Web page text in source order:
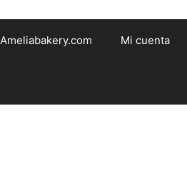
Ameliabakery.com Mi cuenta